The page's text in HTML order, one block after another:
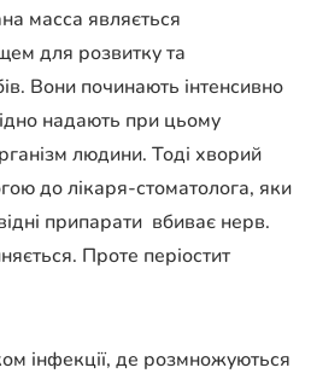
масса являється
для розвитку та
Вони починають інтенсивно
надають при цьому
людини. Тоді хворий
до лікаря-стоматолога, яки
припарати вбиває нерв.
Проте періостит
інфекції, де розмножуються